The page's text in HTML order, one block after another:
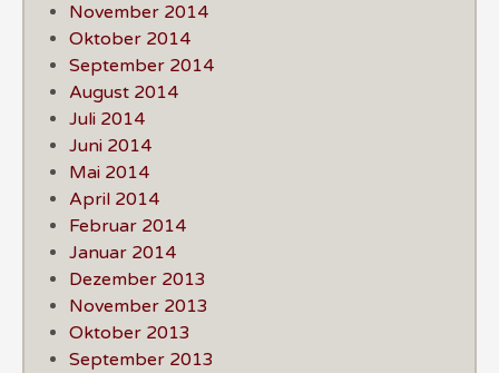
November 2014
Oktober 2014
September 2014
August 2014
Juli 2014
Juni 2014
Mai 2014
April 2014
Februar 2014
Januar 2014
Dezember 2013
November 2013
Oktober 2013
September 2013